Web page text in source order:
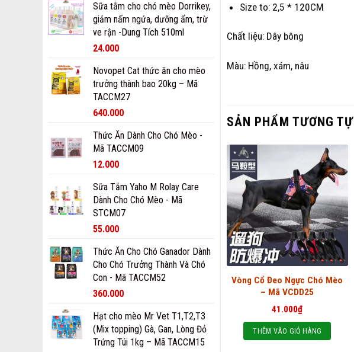
Sữa tắm cho chó mèo Dorrikey,
giảm nấm ngứa, dưỡng ẩm, trừ
ve rận -Dung Tích 510ml
24.000
Novopet Cat thức ăn cho mèo
trưởng thành bao 20kg – Mã
TACCM27
640.000
Thức Ăn Dành Cho Chó Mèo -
Mã TACCM09
12.000
Sữa Tắm Yaho M Rolay Care
Dành Cho Chó Mèo - Mã
STCM07
55.000
Thức Ăn Cho Chó Ganador Dành
Cho Chó Trưởng Thành Và Chó
Con - Mã TACCM52
360.000
Hạt cho mèo Mr Vet T1,T2,T3
(Mix topping) Gà, Gan, Lòng Đỏ
Trứng Túi 1kg – Mã TACCM15
Size to: 2,5 * 120CM
Chất liệu: Dây bông
Màu: Hồng, xám, nâu
SẢN PHẨM TƯƠNG TỰ
Vòng Cổ Đeo Ngực Chó Mèo
– Mã VCDD25
41.000₫
THÊM VÀO GIỎ HÀNG